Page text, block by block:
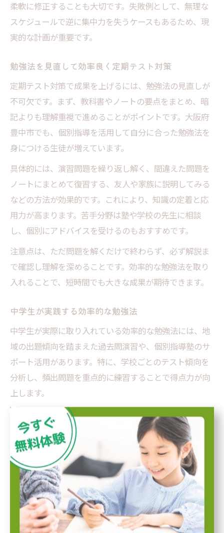
柔軟に修正することも大切です。失敗例として、無理な
スケジュールで逆に集中力を失うケースもあるため、現
実的な計画が重要です。
勉強法を見直して効率良く定期テスト対策
定期テスト対策で成果を上げるには、勉強法の見直しが
不可欠です。まず、教科書やノートの要点をまとめ、暗
記よりも理解重視で進めることがポイントです。大阪府
豊中市でも、個別指導を活用して自分に合った勉強法を
身につける生徒が増えています。
具体的には、演習問題を繰り返し解く、間違えた問題を
ノートにまとめて復習する、友人や家族に説明してみる
などの方法が効果的です。これにより、知識の定着と応
用力が高まります。苦手分野は塾や学校の先生に相談
し、個別にアドバイスを受けるのもおすすめです。
注意点は、ただ問題を解くだけで終わらず、必ず解説ま
で確認し理解を深めることです。効率的な勉強法を取り
入れることで、短時間でも大きな成果が期待できます。
中学生が実践する効率的な勉強法
中学生が実際に取り入れている効率的な勉強法には、地
域の出題傾向を踏まえた過去問演習や、個別指導塾のサ
ポート活用があります。特に、学校ごとのテスト傾向を
分析し、頻出問題を重点的に練習することで得点力が向
上します。
また、勉強時間を一定に保つだけでなく、短時間で集中
して取り組む「ポモドーロ・テクニック」なども人気で
す。例えば「25分集中→5分休憩」を繰り返すことで、長
時間の勉強でも集中力を維持できます。友人同士で問題
を出し合う「クイズ形式」も、定着率アップに役立って
います。
実際の声として、「苦手な数学も、個別指導の先生と一
緒に弱点克服できた」「部活動後でも短時間で成果を感